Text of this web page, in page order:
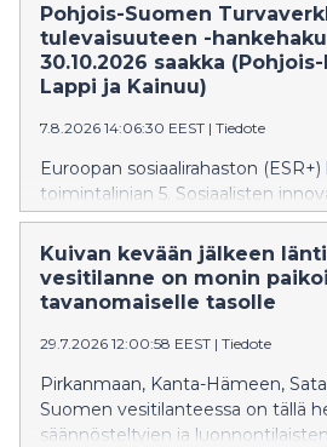
Pohjois-Suomen
tulevaisuuteen -
30.10.2026 saakka
Lappi ja Kainuu)
7.8.2026 14:06:30 EEST | Tiedote
Euroopan sosiaalirahaston
toimintalinjan 5. Sosiaalisten
erityistavoitteeseen 5.1.
tulevaisuuteen.
lastensuojelun avo-, sijais- sekä
olevien lasten ja nuorten
sekä heidän perheidensä
saavutettavia tukitoimia ja
paikallisesti lapsia ja nuoria
Kuivan kevään jälkeen
vesitilanne on monin
tavanomaiselle tasolle
29.7.2026 12:00:58 EEST | Tiedote
Pirkanmaan, Kanta-Hämeen,
Suomen vesitilanteessa on tällä
säännösteltyjen ja